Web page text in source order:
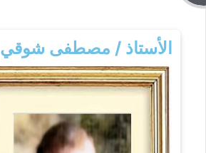
الأستاذ / مصطفى شوقي